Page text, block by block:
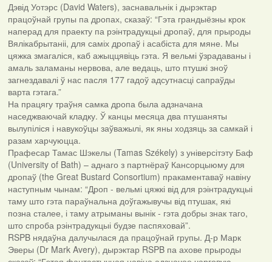
Дэвід Уотэрс (David Waters), заснавальнік і дырэктар
працоўнай групы па дропах, сказаў: “Гэта грандыёзны крок
наперад для праекту па рэінтрадукцыі дропаў, для прыроды
Вялікабрытаніі, для саміх дропаў і асабіста для мяне. Мы
цяжка змагаліся, каб ажыццявіць гэта. Я вельмі ўзрадаваны і
амаль заламаны нервова, але ведаць, што птушкі зноў
загнездавалі ў нас пасля 177 гадоў адсутнасці сапраўды
варта гэтага.”
На працягу траўня самка дропа была адзначана
наседжваючай кладку. Ў канцы месяца два птушаняты
вылупіліся і навукоўцы заўважылі, як яны ходзяць за самкай і
разам харчуюцца.
Прафесар Тамас Шэкелы (Tamas Székely) з універсітэту Баф
(University of Bath) – аднаго з партнёраў Кансорцыюму для
дропаў (the Great Bustard Consortium) пракаментаваў навіну
наступным чынам: “Дроп - вельмі цяжкі від для рэінтрадукцыі
таму што гэта параўнальна доўгажывучы від птушак, які
позна сталее, і таму атрыманы вынік - гэта добры знак таго,
што спроба рэінтрадукцыі будзе паспяховай”.
RSPB нядаўна далучылася да працоўнай групы. Д-р Марк
Эверы (Dr Mark Avery), дырэктар RSPB па ахове прыроды